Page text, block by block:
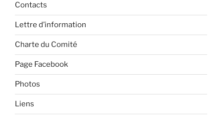
Contacts
Lettre d’information
Charte du Comité
Page Facebook
Photos
Liens